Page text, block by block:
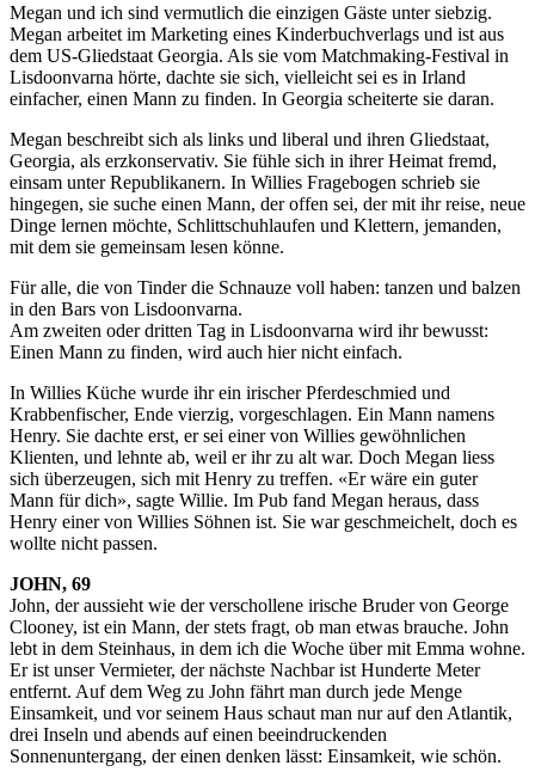
Megan und ich sind vermutlich die einzigen Gäste unter siebzig.
Megan arbeitet im Marketing eines Kinderbuchverlags und ist aus
dem US-Gliedstaat Georgia. Als sie vom Matchmaking-Festival in
Lisdoonvarna hörte, dachte sie sich, vielleicht sei es in Irland
einfacher, einen Mann zu finden. In Georgia scheiterte sie daran.
Megan beschreibt sich als links und liberal und ihren Gliedstaat,
Georgia, als erzkonservativ. Sie fühle sich in ihrer Heimat fremd,
einsam unter Republikanern. In Willies Fragebogen schrieb sie
hingegen, sie suche einen Mann, der offen sei, der mit ihr reise, neue
Dinge lernen möchte, Schlittschuhlaufen und Klettern, jemanden,
mit dem sie gemeinsam lesen könne.
Für alle, die von Tinder die Schnauze voll haben: tanzen und balzen
in den Bars von Lisdoonvarna.
Am zweiten oder dritten Tag in Lisdoonvarna wird ihr bewusst:
Einen Mann zu finden, wird auch hier nicht einfach.
In Willies Küche wurde ihr ein irischer Pferdeschmied und
Krabbenfischer, Ende vierzig, vorgeschlagen. Ein Mann namens
Henry. Sie dachte erst, er sei einer von Willies gewöhnlichen
Klienten, und lehnte ab, weil er ihr zu alt war. Doch Megan liess
sich überzeugen, sich mit Henry zu treffen. «Er wäre ein guter
Mann für dich», sagte Willie. Im Pub fand Megan heraus, dass
Henry einer von Willies Söhnen ist. Sie war geschmeichelt, doch es
wollte nicht passen.
JOHN, 69
John, der aussieht wie der verschollene irische Bruder von George
Clooney, ist ein Mann, der stets fragt, ob man etwas brauche. John
lebt in dem Steinhaus, in dem ich die Woche über mit Emma wohne.
Er ist unser Vermieter, der nächste Nachbar ist Hunderte Meter
entfernt. Auf dem Weg zu John fährt man durch jede Menge
Einsamkeit, und vor seinem Haus schaut man nur auf den Atlantik,
drei Inseln und abends auf einen beeindruckenden
Sonnenuntergang, der einen denken lässt: Einsamkeit, wie schön.